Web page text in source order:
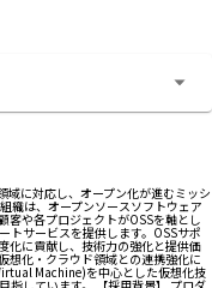
域に対応し、オープン化が進むミッシ
織は、オープンソースソフトウェア
客や各プロジェクトがOSSを軸とし
トサービスを提供します。OSSサポ
化に貢献し、技術力の強化と提供価
想化・クラウド領域との連携強化に
Machine)を中心とした仮想化技